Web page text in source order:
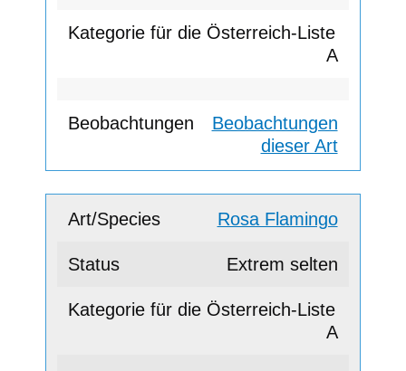
A
Beobachtungen
dieser Art
Rosa Flamingo
Extrem selten
A